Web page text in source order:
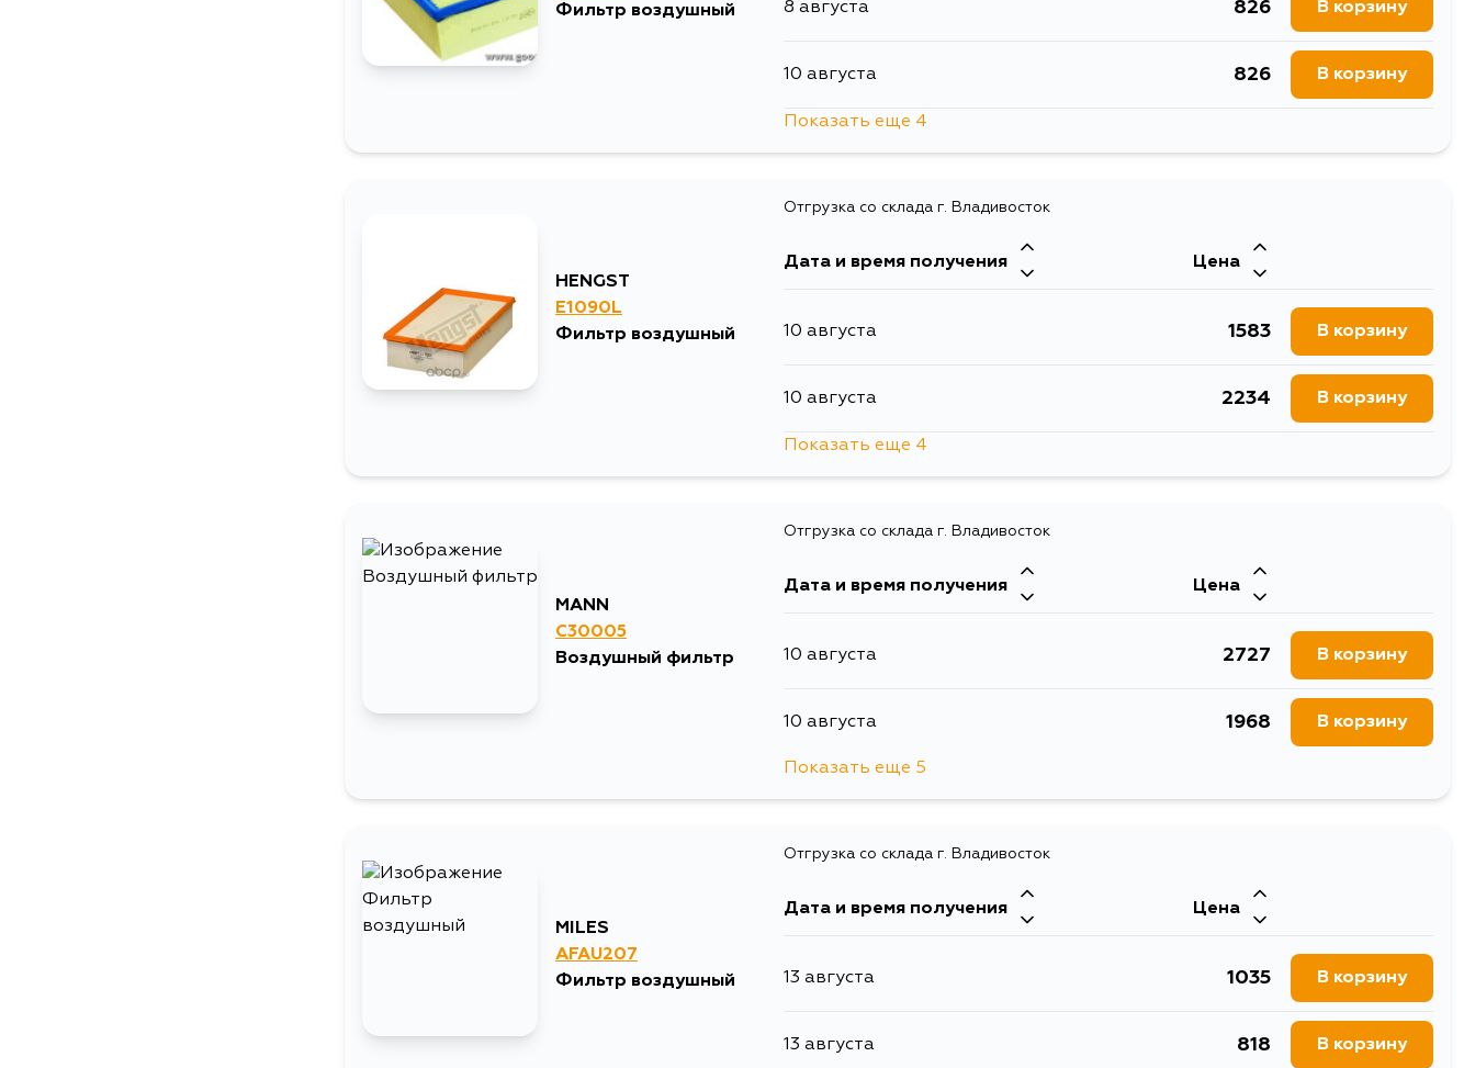
Фильтр воздушный
8 августа 826 В корзину
10 августа 826 В корзину
15 августа
28 августа 826
30 августа 826 В корзину
Показать еще 4
HENGST
E1090L
Фильтр воздушный
Отгрузка со склада г. Владивосток
Дата и время получения Цена
10 августа 1583 В корзину
10 августа 2234 В корзину
11 августа
1 сентября 1904
3 сентября 1904 В корзину
Показать еще 4
MANN
C30005
Воздушный фильтр
Отгрузка со склада г. Владивосток
Дата и время получения Цена
10 августа 2727 В корзину
10 августа 1968 В корзину
13 августа
24 августа 1960
1 сентября 1919 В корзину
3 сентября 1919 В корзину
Показать еще 5
MILES
AFAU207
Фильтр воздушный
Отгрузка со склада г. Владивосток
Дата и время получения Цена
13 августа 1035 В корзину
13 августа 818 В корзину